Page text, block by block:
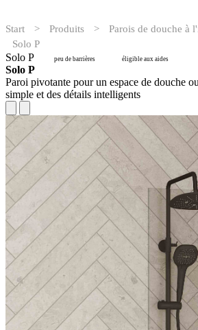
Start > Produits > Parois de douche à
Solo P
Solo P peu de barrières éligible aux aides
Solo P
Paroi pivotante pour un espace de douche
simple et des détails intelligents